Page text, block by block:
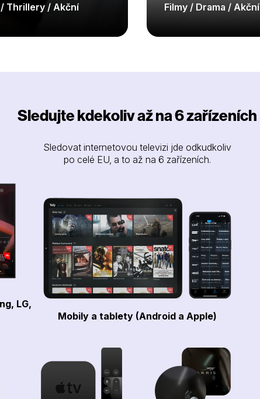
/ Thrillery / Akční
Filmy / Drama / Akční
Sledujte kdekoliv až na 6 zařízeních
Sledovat internetovou televizi jde odkudkoliv
po celé EU, a to až na 6 zařízeních.
LG,
Mobily a tablety (Android a Apple)